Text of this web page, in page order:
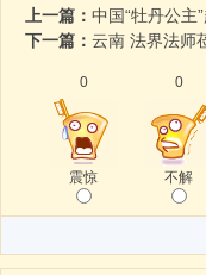
上一篇： 中国“牡丹公主
下一篇： 云南 法界法师
0
震惊
0
不解